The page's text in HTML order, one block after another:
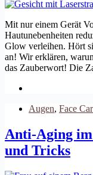
Mit nur einem Gerät
Hautunebenheiten
Glow verleihen. Hört
an! Wir erklären,
das Zauberwort! Die
Augen, Face
Anti-Aging
und Tricks